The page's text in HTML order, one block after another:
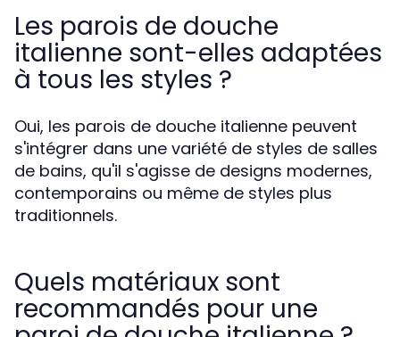
Les parois de douche
italienne sont-elles adaptées
à tous les styles ?
Oui, les parois de douche italienne peuvent
s'intégrer dans une variété de styles de salles
de bains, qu'il s'agisse de designs modernes,
contemporains ou même de styles plus
traditionnels.
Quels matériaux sont
recommandés pour une